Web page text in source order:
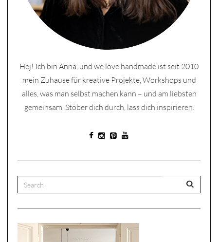
Hej! Ich bin Anna, und we love handmade ist seit 2010
mein Zuhause für kreative Projekte, Workshops und
alles, was man selbst machen kann – und am liebsten
gemeinsam. Stöber dich durch, lass dich inspirieren.